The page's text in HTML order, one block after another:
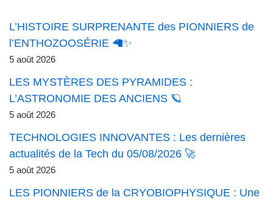
L’HISTOIRE SURPRENANTE des PIONNIERS de
l’ENTHOZOOSÉRIE 🦙✨
5 août 2026
LES MYSTÈRES DES PYRAMIDES :
L’ASTRONOMIE DES ANCIENS 🪐
5 août 2026
TECHNOLOGIES INNOVANTES : Les dernières
actualités de la Tech du 05/08/2026 🚀
5 août 2026
LES PIONNIERS de la CRYOBIOPHYSIQUE : Une